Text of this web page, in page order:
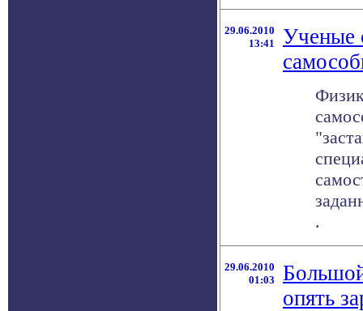
29.06.2010
13:41
Ученые
.
29.06.2010
01:03
опять